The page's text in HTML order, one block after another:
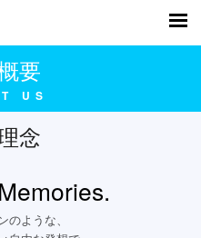
要
US
念
のような、